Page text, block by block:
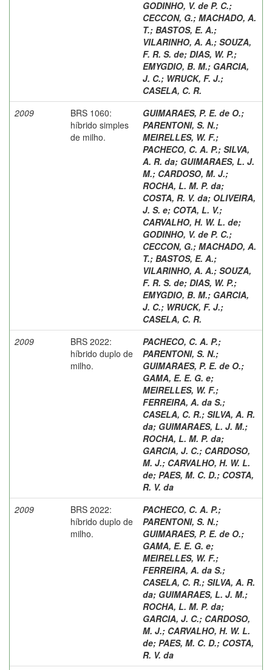
GODINHO, V. de P. C.;
CECCON, G.; MACHADO, A.
T.; BASTOS, E. A.;
VILARINHO, A. A.; SOUZA,
F. R. S. de; DIAS, W. P.;
EMYGDIO, B. M.; GARCIA,
J. C.; WRUCK, F. J.;
CASELA, C. R.
2009
BRS 1060:
híbrido simples
de milho.
GUIMARAES, P. E. de O.;
PARENTONI, S. N.;
MEIRELLES, W. F.;
PACHECO, C. A. P.; SILVA,
A. R. da; GUIMARAES, L. J.
M.; CARDOSO, M. J.;
ROCHA, L. M. P. da;
COSTA, R. V. da; OLIVEIRA,
J. S. e; COTA, L. V.;
CARVALHO, H. W. L. de;
GODINHO, V. de P. C.;
CECCON, G.; MACHADO, A.
T.; BASTOS, E. A.;
VILARINHO, A. A.; SOUZA,
F. R. S. de; DIAS, W. P.;
EMYGDIO, B. M.; GARCIA,
J. C.; WRUCK, F. J.;
CASELA, C. R.
2009
BRS 2022:
híbrido duplo de
milho.
PACHECO, C. A. P.;
PARENTONI, S. N.;
GUIMARAES, P. E. de O.;
GAMA, E. E. G. e;
MEIRELLES, W. F.;
FERREIRA, A. da S.;
CASELA, C. R.; SILVA, A. R.
da; GUIMARAES, L. J. M.;
ROCHA, L. M. P. da;
GARCIA, J. C.; CARDOSO,
M. J.; CARVALHO, H. W. L.
de; PAES, M. C. D.; COSTA,
R. V. da
2009
BRS 2022:
híbrido duplo de
milho.
PACHECO, C. A. P.;
PARENTONI, S. N.;
GUIMARAES, P. E. de O.;
GAMA, E. E. G. e;
MEIRELLES, W. F.;
FERREIRA, A. da S.;
CASELA, C. R.; SILVA, A. R.
da; GUIMARAES, L. J. M.;
ROCHA, L. M. P. da;
GARCIA, J. C.; CARDOSO,
M. J.; CARVALHO, H. W. L.
de; PAES, M. C. D.; COSTA,
R. V. da